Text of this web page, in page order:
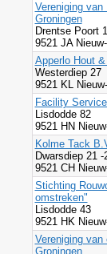
Vereniging
Groningen
Drentse Poort
9521 JA
Apperlo Hout
Westerdiep 27
9521 KL
Facility
Lisdodde 82
9521 HN
Kolme Tack
Dwarsdiep 21 -
9521 CH
Stichting
omstreken"
Lisdodde 43
9521 HK
Vereniging
Groningen